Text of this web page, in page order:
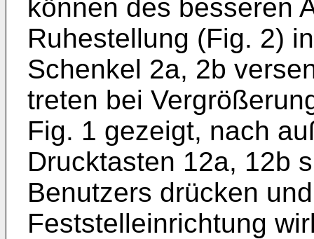
können des besseren
Ruhestellung (Fig. 2)
Schenkel 2a, 2b
treten bei
Fig. 1 gezeigt, nach
Drucktasten 12a, 12b
Benutzers drücken
Feststelleinrichtung